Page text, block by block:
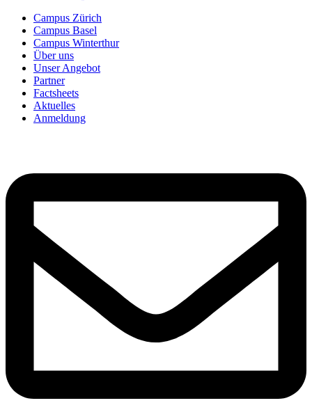
Campus Zürich
Campus Basel
Campus Winterthur
Über uns
Unser Angebot
Partner
Factsheets
Aktuelles
Anmeldung